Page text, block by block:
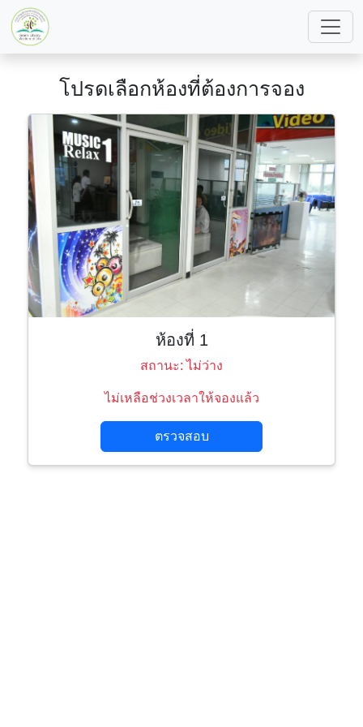
โปรดเลือกห้องที่ต้องการจอง
ห้องที่ 1
สถานะ: ไม่ว่าง
ไม่เหลือช่วงเวลาให้จองแล้ว
ตรวจสอบ